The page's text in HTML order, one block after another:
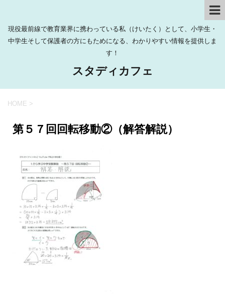
現役最前線で教育業界に携わっている私（けいたく）として、小学生・
中学生そして保護者の方にもためになる、わかりやすい情報を提供しま
す！
スタディカフェ
HOME >
第５７回回転移動②（解答解説）